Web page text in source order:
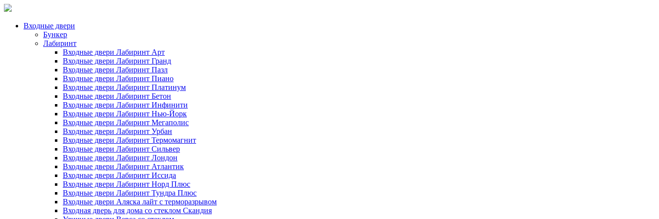
Входные двери
Бункер
Лабиринт
Входные двери Лабиринт Арт
Входные двери Лабиринт Гранд
Входные двери Лабиринт Пазл
Входные двери Лабиринт Пиано
Входные двери Лабиринт Платинум
Входные двери Лабиринт Бетон
Входные двери Лабиринт Инфинити
Входные двери Лабиринт Нью-Йорк
Входные двери Лабиринт Мегаполис
Входные двери Лабиринт Урбан
Входные двери Лабиринт Термомагнит
Входные двери Лабиринт Сильвер
Входные двери Лабиринт Лондон
Входные двери Лабиринт Атлантик
Входные двери Лабиринт Иссида
Входные двери Лабиринт Норд Плюс
Входные двери Лабиринт Тундра Плюс
Входные двери Аляска лайт с терморазрывом
Входная дверь для дома со стеклом Скандия